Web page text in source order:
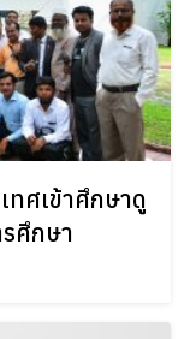
ศเข้าศึกษาดู
ศึกษา